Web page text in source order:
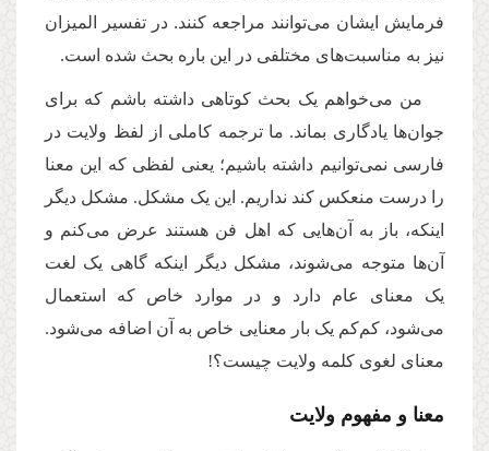
فرمایش ایشان می‌توانند مراجعه کنند. در تفسیر المیزان
نیز به مناسبت‌های مختلفی در این باره بحث شده است.
من می‌خواهم یک بحث کوتاهی داشته باشم که برای
جوان‌ها یادگاری بماند. ما ترجمه کاملی از لفظ ولایت در
فارسی نمی‌توانیم داشته باشیم؛ یعنی لفظی که این معنا
را درست منعکس کند نداریم. این یک مشکل. مشکل دیگر
اینکه، باز به آن‌هایی که اهل فن هستند عرض می‌کنم و
آن‌ها متوجه می‌شوند، مشکل دیگر اینکه گاهی یک لغت
یک معنای عام دارد و در موارد خاص که استعمال
می‌شود، کم‌کم یک بار معنایی خاص به آن اضافه می‌شود.
معنای لغوی کلمه ولایت چیست؟!
معنا و مفهوم ولایت